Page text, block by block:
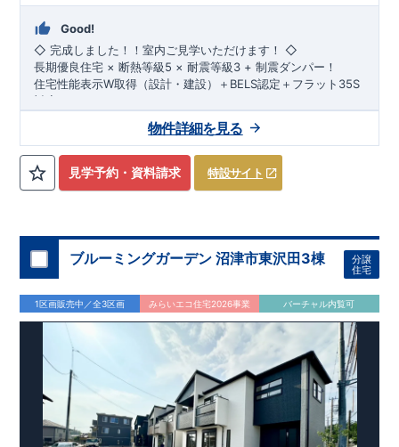
■--■--■--■--■--■--■--■
現地案内 予約受付中！ 【先着販売】
まずはお気軽にお問合せください。
資料請求・お電話どちらも可能です。
三島営業所直通: 0120-1081-15
■--■--■--■--■--■--■--■
スマートフォンで見やすい特設サイトはこちら
https://www.e-blooming.com/bukken/79075019/
Good!
◇ 完成しました！！室内ご見学いただけます！ ◇
長期優良住宅 × 断熱等級5 × 耐震等級3 + 制震ダンパー！
住宅性能表示W取得（設計・建設）＋BELS認定＋フラット35S
対応！
◇ 物件周辺環境 ◇
共和幼稚園 約1,200m（徒歩15分）
韮山南小学校 約1,200m（徒歩15分）
韮山中学校 約2,100m（徒歩27分）
ファミリーマート韮山中條店 約176m（徒歩3分）
ウエルシア伊豆長岡駅前店 約692m（徒歩9分）
マックスバリュ伊豆長岡店 約1,200 m（徒歩15分）
その他施設
三島信用金庫韮山支店 約418m（徒歩6分）
杉本医院 約497m（徒歩7分）
伊豆長岡駅前郵便局 約655m（徒歩9分）
◇ この物件の魅力 ◇
見学予約・資料請求 特設サイト
物件詳細を見る
ブルーミングガーデン 沼津市東沢田3棟
分譲
住宅
1区画販売中／全3区画 みらいエコ住宅2026事業 バーチャル内覧可